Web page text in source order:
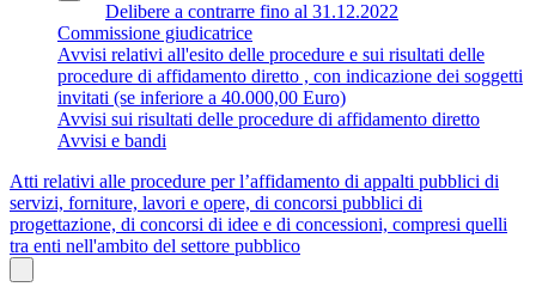
Delibere a contrarre fino al 31.12.2022
Commissione giudicatrice
Avvisi relativi all'esito delle procedure e sui risultati delle
procedure di affidamento diretto , con indicazione dei soggetti
invitati (se inferiore a 40.000,00 Euro)
Avvisi sui risultati delle procedure di affidamento diretto
Avvisi e bandi
Atti relativi alle procedure per l’affidamento di appalti pubblici di
servizi, forniture, lavori e opere, di concorsi pubblici di
progettazione, di concorsi di idee e di concessioni, compresi quelli
tra enti nell'ambito del settore pubblico